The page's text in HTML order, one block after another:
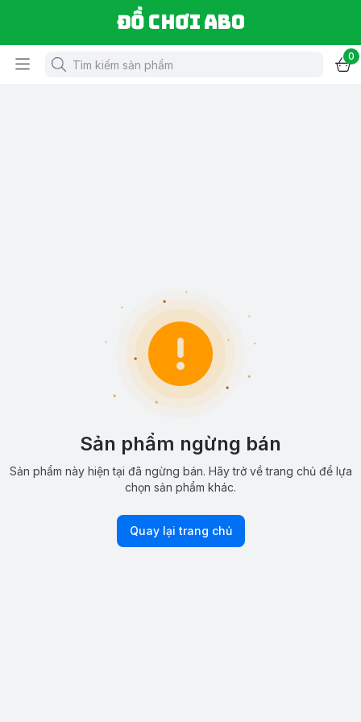
Đồ chơi ABO
0
Sản phẩm ngừng bán
Sản phẩm này hiện tại đã ngừng bán. Hãy trở về trang chủ để lựa
chọn sản phẩm khác.
Quay lại trang chủ